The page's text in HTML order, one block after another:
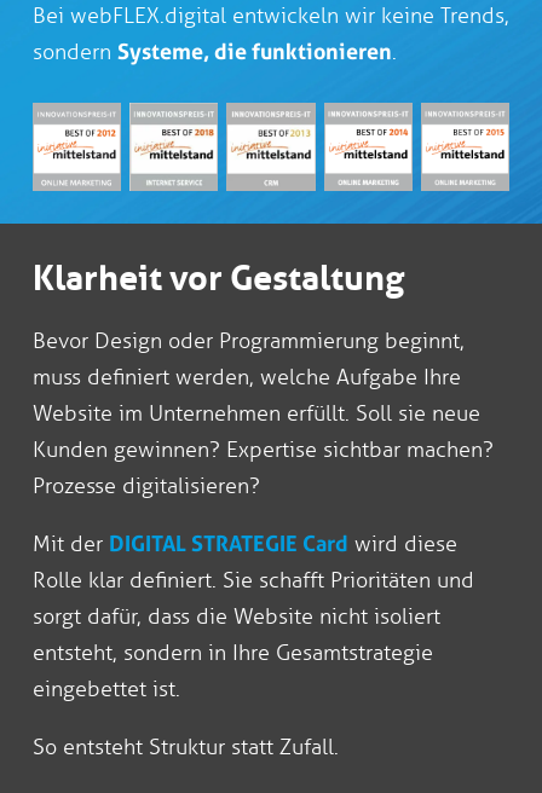
Bei webFLEX.digital entwickeln wir keine Trends,
sondern Systeme, die funktionieren.
Klarheit vor Gestaltung
Bevor Design oder Programmierung beginnt,
muss definiert werden, welche Aufgabe Ihre
Website im Unternehmen erfüllt. Soll sie neue
Kunden gewinnen? Expertise sichtbar machen?
Prozesse digitalisieren?
Mit der DIGITAL STRATEGIE Card wird diese
Rolle klar definiert. Sie schafft Prioritäten und
sorgt dafür, dass die Website nicht isoliert
entsteht, sondern in Ihre Gesamtstrategie
eingebettet ist.
So entsteht Struktur statt Zufall.